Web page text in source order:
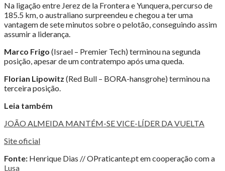
Na ligação entre Jerez de la Frontera e Yunquera, percurso de
185.5 km, o australiano surpreendeu e chegou a ter uma
vantagem de sete minutos sobre o pelotão, conseguindo assim
assumir a liderança.
Marco Frigo (Israel – Premier Tech) terminou na segunda
posição, apesar de um contratempo após uma queda.
Florian Lipowitz (Red Bull – BORA-hansgrohe) terminou na
terceira posição.
Leia também
JOÃO ALMEIDA MANTÉM-SE VICE-LÍDER DA VUELTA
Site oficial
Fonte: Henrique Dias // OPraticante.pt em cooperação com a
Lusa